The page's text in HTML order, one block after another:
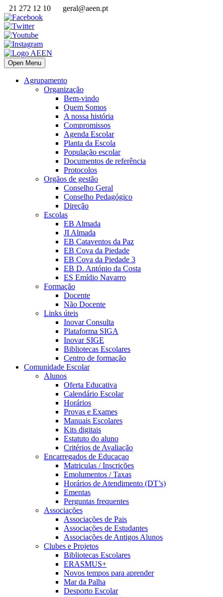
21 272 12 10 geral@aeen.pt
Open Menu
Agrupamento
Organização
Bem-vindo
Quem Somos
A nossa história
Compromissos
Agenda Escolar
Planta da Escola
População escolar
Documentos de referência
Protocolos
Orgãos de gestão
Conselho Geral
Conselho Pedagógico
Direção
Escolas
EB Almada
JI Almada
EB Cataventos da Paz
EB Cova da Piedade
EB Cova da Piedade 3
EB D. António da Costa
ES Emídio Navarro
Formação
Docente
Não Docente
Links úteis
Inovar Consulta
Plataforma SIGA
Inovar SIGE
Bibliotecas Escolares
Centro de formação
Comunidade Escolar
Alunos
Oferta Educativa
Calendário Escolar
Horários
Provas e Exames
Manuais Escolares
Kits digitais
Estatuto do aluno
Critérios de Avaliação
Encarregados de Educaçao
Matriculas / Inscrições
Emolumentos / Taxas
Horários de Atendimento (DT’s)
Ementas
Perguntas frequentes
Associações
Associações de Pais
Associações de Estudantes
Associações de Antigos Alunos
Clubes e Projetos
Bibliotecas Escolares
ERASMUS+
Novos tempos para aprender
Mar da Palha
Desporto Escolar